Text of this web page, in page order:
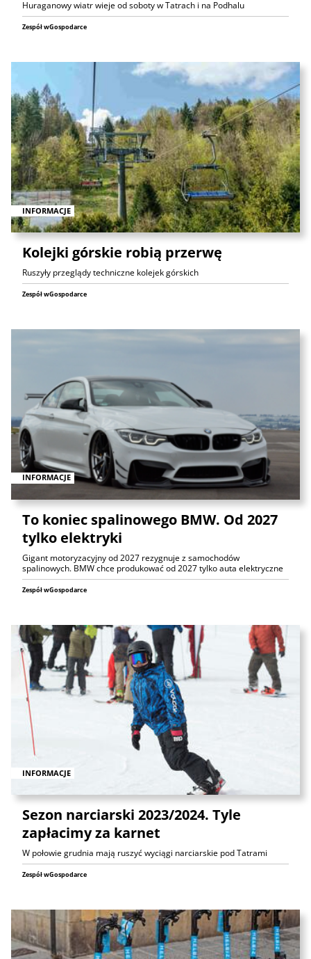
Huraganowy wiatr wieje od soboty w Tatrach i na Podhalu
Zespół wGospodarce
INFORMACJE
Kolejki górskie robią przerwę
Ruszyły przeglądy techniczne kolejek górskich
Zespół wGospodarce
INFORMACJE
To koniec spalinowego BMW. Od 2027
tylko elektryki
Gigant motoryzacyjny od 2027 rezygnuje z samochodów
spalinowych. BMW chce produkować od 2027 tylko auta elektryczne
Zespół wGospodarce
INFORMACJE
Sezon narciarski 2023/2024. Tyle
zapłacimy za karnet
W połowie grudnia mają ruszyć wyciągi narciarskie pod Tatrami
Zespół wGospodarce